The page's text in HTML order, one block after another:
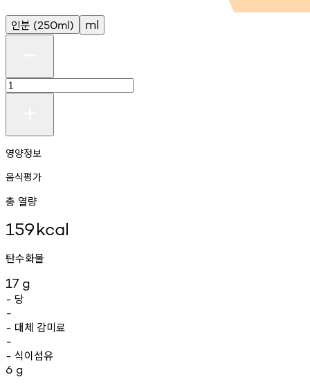
인분 (250ml) ml
영양정보
음식평가
총 열량
159kcal
탄수화물
17 g
- 당
-
- 대체 감미료
-
- 식이섬유
6 g